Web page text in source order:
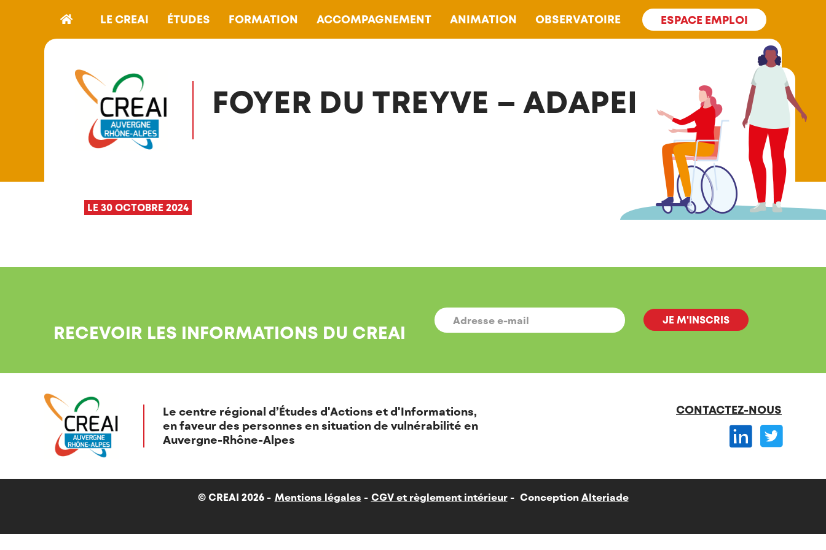
LE CREAI ÉTUDES FORMATION ACCOMPAGNEMENT ANIMATION OBSERVATOIRE ESPACE EMPLOI
FOYER DU TREYVE – ADAPEI 42
LE 30 OCTOBRE 2024
RECEVOIR LES INFORMATIONS DU CREAI
E-
MAIL *
Le centre régional d’Études d'Actions et d'Informations,
en faveur des personnes en situation de vulnérabilité en
Auvergne-Rhône-Alpes
CONTACTEZ-NOUS
© CREAI 2026 - Mentions légales CGV et règlement intérieur Conception Alteriade